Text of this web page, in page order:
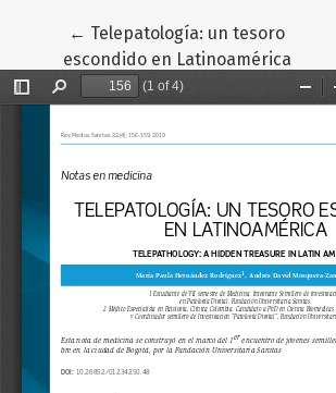
← Volver a los detalles del artículo
Telepatología: un tesoro
escondido en Latinoamérica